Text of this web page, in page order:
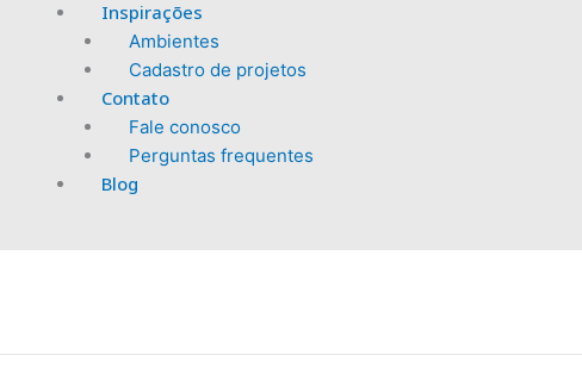
Inspirações
Ambientes
Cadastro de projetos
Contato
Fale conosco
Perguntas frequentes
Blog